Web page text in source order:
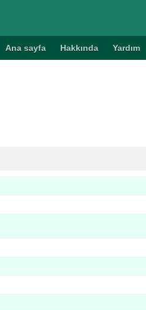
Ana sayfa Hakkında Yardım